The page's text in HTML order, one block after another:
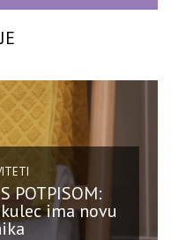
POTPISOM:
ima novu